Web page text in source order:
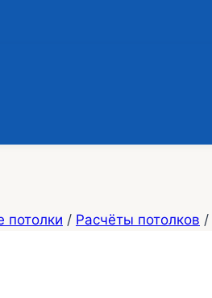
потолки / Расчёты потолков /